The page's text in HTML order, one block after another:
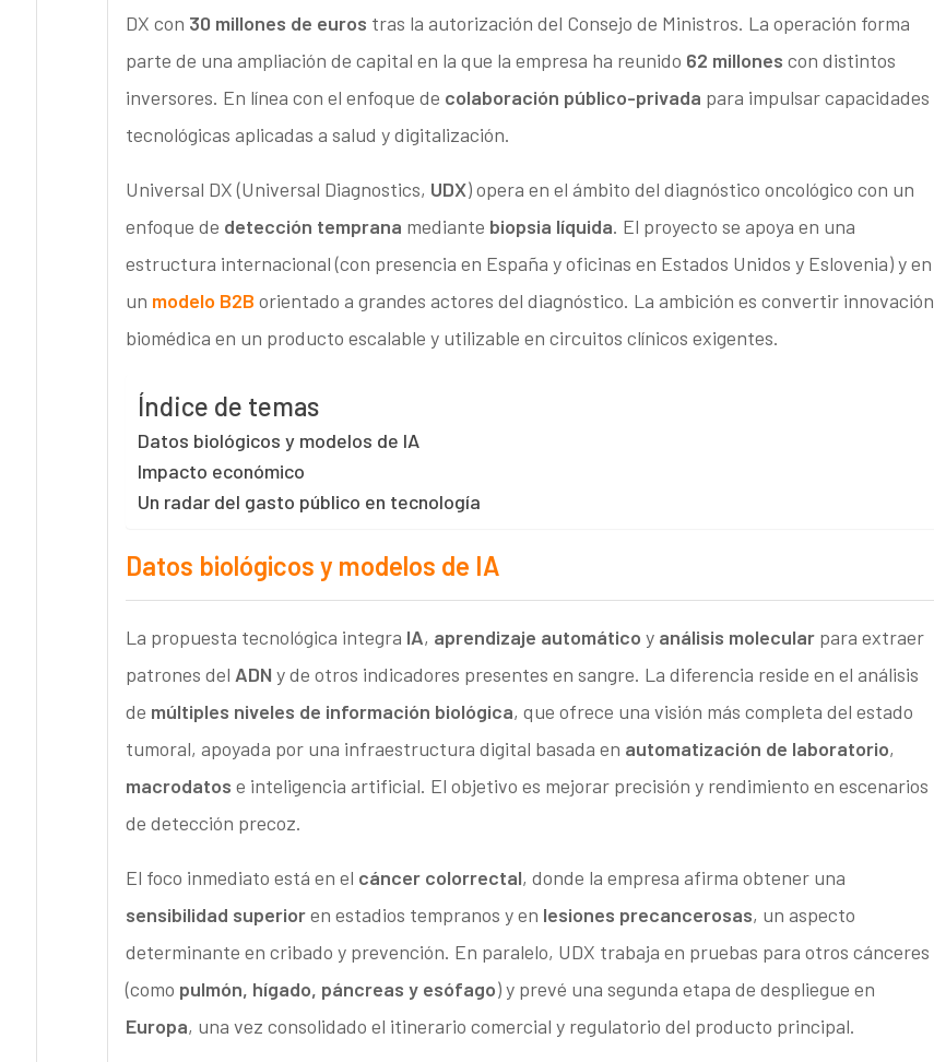
DX con 30 millones de euros tras la autorización del Consejo de Ministros. La operación forma
parte de una ampliación de capital en la que la empresa ha reunido 62 millones con distintos
inversores. En línea con el enfoque de colaboración público-privada para impulsar capacidades
tecnológicas aplicadas a salud y digitalización.
Universal DX (Universal Diagnostics, UDX) opera en el ámbito del diagnóstico oncológico con un
enfoque de detección temprana mediante biopsia líquida. El proyecto se apoya en una
estructura internacional (con presencia en España y oficinas en Estados Unidos y Eslovenia) y en
un modelo B2B orientado a grandes actores del diagnóstico. La ambición es convertir innovación
biomédica en un producto escalable y utilizable en circuitos clínicos exigentes.
Índice de temas
Datos biológicos y modelos de IA
Impacto económico
Un radar del gasto público en tecnología
Datos biológicos y modelos de IA
La propuesta tecnológica integra IA, aprendizaje automático y análisis molecularpara extraer
patrones del ADN y de otros indicadores presentes en sangre. La diferencia reside en el análisis
de múltiples niveles de información biológica, que ofrece una visión más completa del estado
tumoral, apoyada por una infraestructura digital basada en automatización de laboratorio,
macrodatos e inteligencia artificial. El objetivo es mejorar precisión y rendimiento en escenarios
de detección precoz.
El foco inmediato está en el cáncer colorrectal, donde la empresa afirma obtener una
sensibilidad superioren estadios tempranos y en lesiones precancerosas, un aspecto
determinante en cribado y prevención. En paralelo, UDX trabaja en pruebas para otros cánceres
(como pulmón, hígado, páncreas y esófago) y prevé una segunda etapa de despliegue en
Europa, una vez consolidado el itinerario comercial y regulatorio del producto principal.